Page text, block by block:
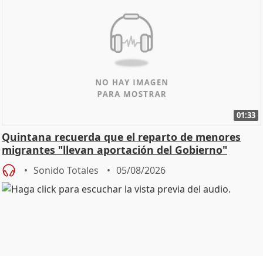
01:33
Quintana recuerda que el reparto de menores
migrantes "llevan aportación del Gobierno"
central
Sonido Totales 05/08/2026